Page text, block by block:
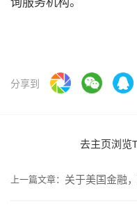
分享到
去主页浏览
上一篇文章： 关于美国金融